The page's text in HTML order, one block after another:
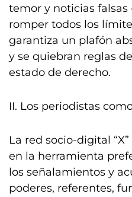
temor y noticias falsas
romper todos los
garantiza un plafón
y se quiebran reglas
estado de derecho.
II. Los periodistas
La red socio-digital
en la herramienta
los señalamientos y
poderes, referentes,